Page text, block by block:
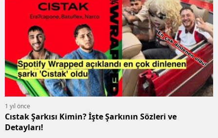
1 yıl önce
Cıstak Şarkısı Kimin? İşte Şarkının Sözleri ve
Detayları!